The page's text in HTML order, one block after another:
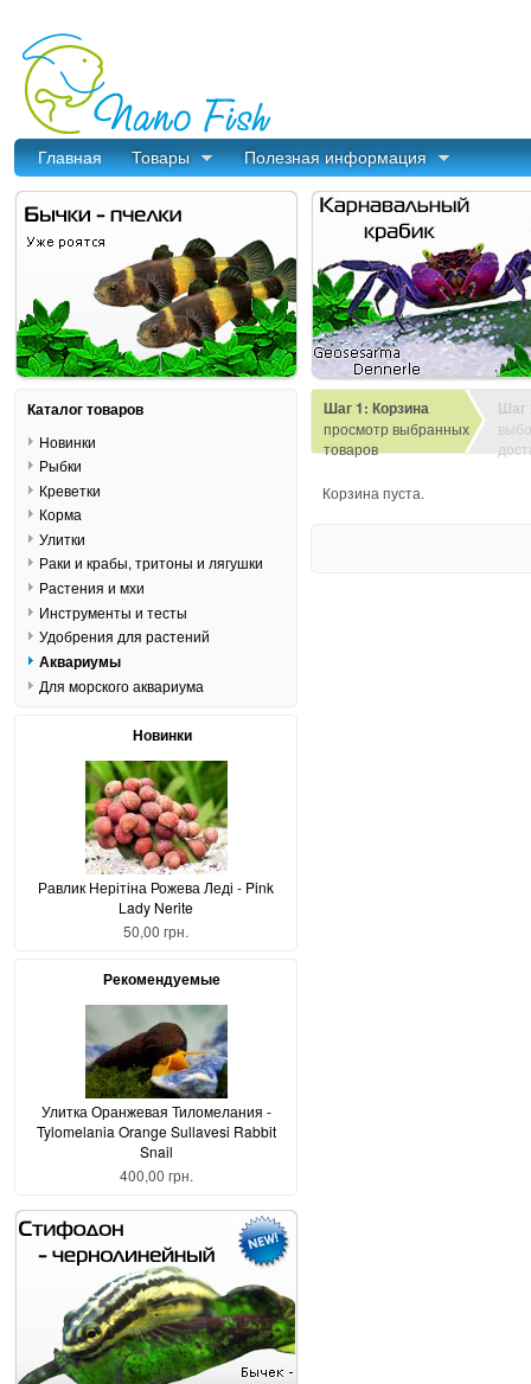
Главная Товары Полезная информация
Шаг 1: Корзина
просмотр выбранных
товаров
Шаг
Корзина пуста.
Каталог товаров
Новинки
Рыбки
Креветки
Корма
Улитки
Раки и крабы, тритоны и лягушки
Растения и мхи
Инструменты и тесты
Удобрения для растений
Аквариумы
Для морского аквариума
Новинки
Равлик Нерітіна Рожева Леді - Pink
Lady Nerite
50,00 грн.
Рекомендуемые
Улитка Оранжевая Тиломелания -
Tylomelania Orange Sullavesi Rabbit
Snail
400,00 грн.